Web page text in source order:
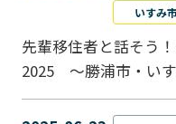
いすみ
先輩移住者と話そう
2025 ～勝浦市・い